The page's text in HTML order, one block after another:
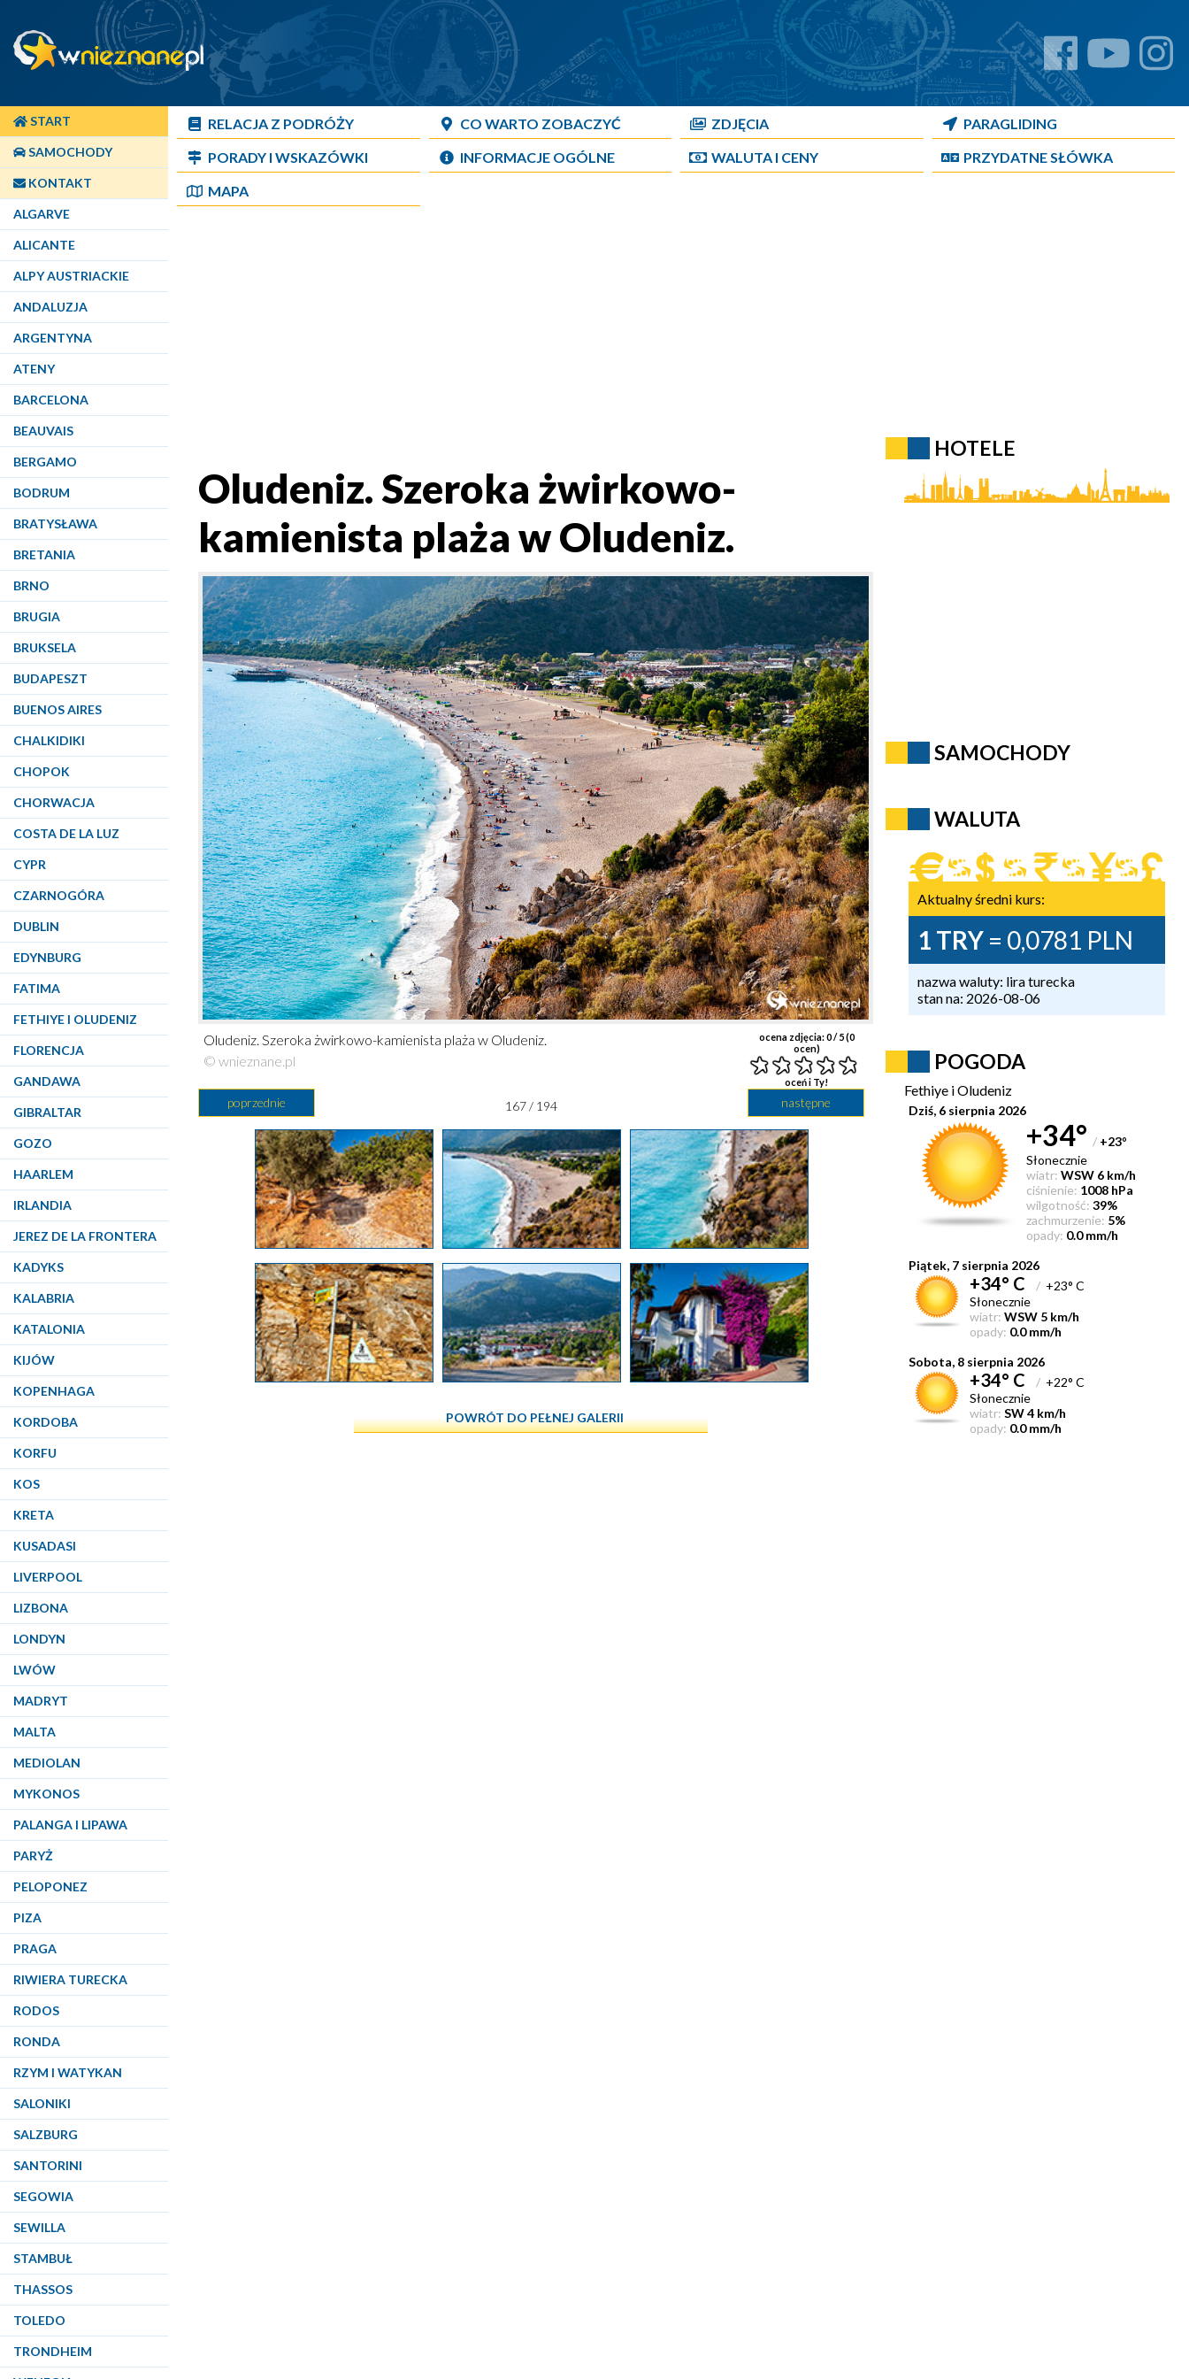
START
SAMOCHODY
KONTAKT
ALGARVE
ALICANTE
ALPY AUSTRIACKIE
ANDALUZJA
ARGENTYNA
ATENY
BARCELONA
BEAUVAIS
BERGAMO
BODRUM
BRATYSŁAWA
BRETANIA
BRNO
BRUGIA
BRUKSELA
BUDAPESZT
BUENOS AIRES
CHALKIDIKI
CHOPOK
CHORWACJA
COSTA DE LA LUZ
CYPR
CZARNOGÓRA
DUBLIN
EDYNBURG
FATIMA
FETHIYE I OLUDENIZ
FLORENCJA
GANDAWA
GIBRALTAR
GOZO
HAARLEM
IRLANDIA
JEREZ DE LA FRONTERA
KADYKS
KALABRIA
KATALONIA
KIJÓW
KOPENHAGA
KORDOBA
KORFU
KOS
KRETA
KUSADASI
LIVERPOOL
LIZBONA
LONDYN
LWÓW
MADRYT
MALTA
MEDIOLAN
MYKONOS
PALANGA I LIPAWA
PARYŻ
PELOPONEZ
PIZA
PRAGA
RIWIERA TURECKA
RODOS
RONDA
RZYM I WATYKAN
SALONIKI
SALZBURG
SANTORINI
SEGOWIA
SEWILLA
STAMBUŁ
THASSOS
TOLEDO
TRONDHEIM
RELACJA Z PODRÓŻY CO WARTO ZOBACZYĆ ZDJĘCIA
PARAGLIDING
PORADY I WSKAZÓWKI
INFORMACJE OGÓLNE WALUTA I CENY
PRZYDATNE SŁÓWKA
MAPA
Oludeniz. Szeroka żwirkowo-
kamienista plaża w Oludeniz.
ocena zdjęcia:0/ 5 (0
ocen)
oceń i Ty!
Oludeniz. Szeroka żwirkowo-kamienista plaża w Oludeniz.
© wnieznane.pl
poprzednie następne
167 / 194
POWRÓT DO PEŁNEJ GALERII
HOTELE
SAMOCHODY
WALUTA
Aktualny średni kurs:
1 TRY = 0,0781 PLN
nazwa waluty: lira turecka
stan na: 2026-08-06
POGODA
Fethiye i Oludeniz
Dziś, 6 sierpnia 2026
+34° / +23°
Słonecznie
wiatr: WSW 6 km/h
ciśnienie: 1008 hPa
wilgotność: 39%
zachmurzenie: 5%
opady: 0.0 mm/h
Piątek, 7 sierpnia 2026
+34° C / +23° C
Słonecznie
wiatr: WSW 5 km/h
opady: 0.0 mm/h
Sobota, 8 sierpnia 2026
+34° C / +22° C
Słonecznie
wiatr: SW 4 km/h
opady: 0.0 mm/h